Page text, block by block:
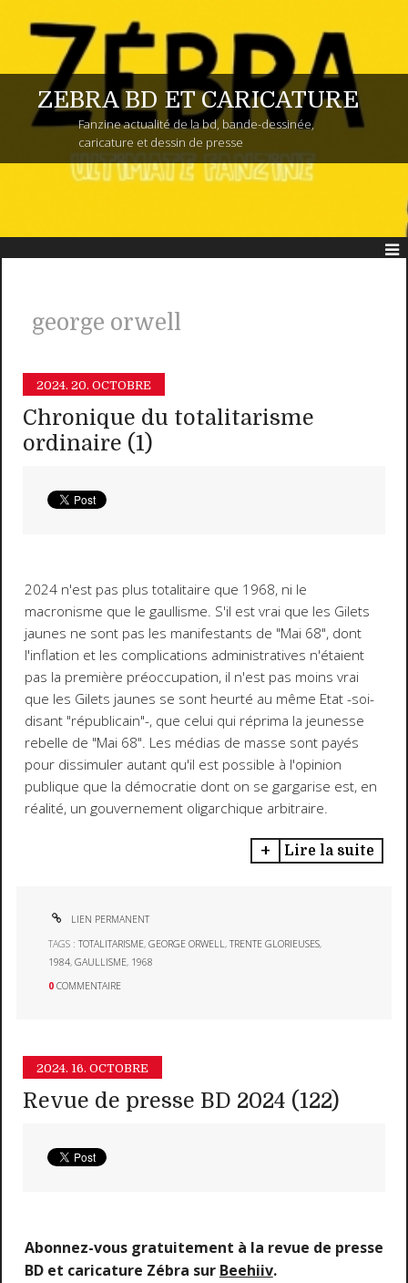
ZEBRA BD ET CARICATURE
Fanzine actualité de la bd, bande-dessinée,
caricature et dessin de presse
george orwell
2024. 20. OCTOBRE
Chronique du totalitarisme
ordinaire (1)
2024 n'est pas plus totalitaire que 1968, ni le
macronisme que le gaullisme. S'il est vrai que les Gilets
jaunes ne sont pas les manifestants de "Mai 68", dont
l'inflation et les complications administratives n'étaient
pas la première préoccupation, il n'est pas moins vrai
que les Gilets jaunes se sont heurté au même Etat -soi-
disant "républicain"-, que celui qui réprima la jeunesse
rebelle de "Mai 68". Les médias de masse sont payés
pour dissimuler autant qu'il est possible à l'opinion
publique que la démocratie dont on se gargarise est, en
réalité, un gouvernement oligarchique arbitraire.
Lire la suite
LIEN PERMANENT
TAGS :TOTALITARISME,GEORGE ORWELL ,TRENTE GLORIEUSES,
1984,GAULLISME, 1968
0 COMMENTAIRE
2024. 16. OCTOBRE
Revue de presse BD 2024 (122)
Abonnez-vous gratuitement à la revue de presse
BD et caricature Zébra sur Beehiiv.